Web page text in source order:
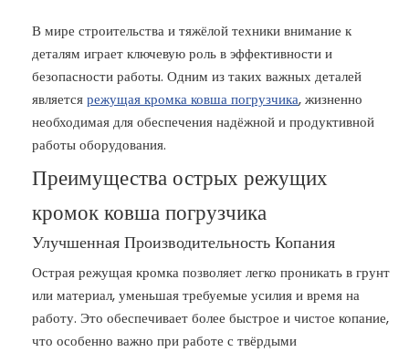
В мире строительства и тяжёлой техники внимание к
деталям играет ключевую роль в эффективности и
безопасности работы. Одним из таких важных деталей
являетсярежущая кромка ковша погрузчика, жизненно
необходимая для обеспечения надёжной и продуктивной
работы оборудования.
Преимущества острых режущих
кромок ковша погрузчика
Улучшенная Производительность Копания
Острая режущая кромка позволяет легко проникать в грунт
или материал, уменьшая требуемые усилия и время на
работу. Это обеспечивает более быстрое и чистое копание,
что особенно важно при работе с твёрдыми